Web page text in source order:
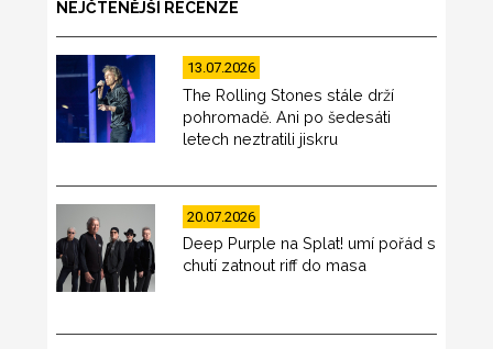
NEJČTENĚJŠÍ RECENZE
13.07.2026
The Rolling Stones stále drží
pohromadě. Ani po šedesáti
letech neztratili jiskru
20.07.2026
Deep Purple na Splat! umí pořád s
chutí zatnout riff do masa